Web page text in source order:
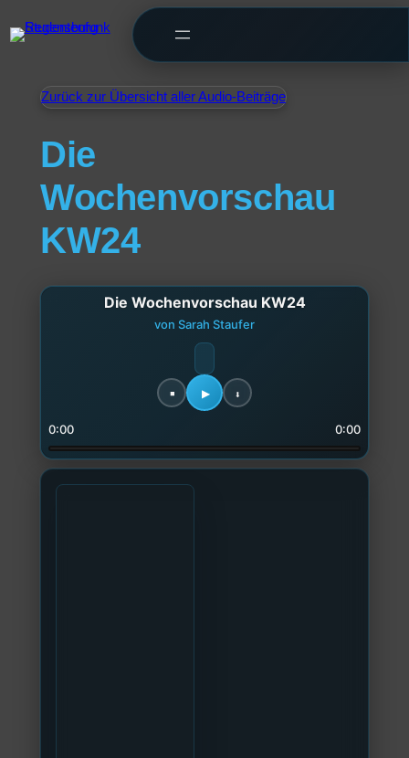
Zurück zur Übersicht aller Audio-Beiträge
Die
Wochenvorschau
KW24
Die Wochenvorschau KW24
von Sarah Staufer
0:00 0:00